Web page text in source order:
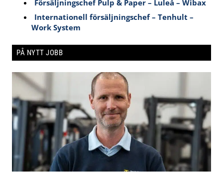
Försäljningschef Pulp & Paper – Luleå – Wibax
Internationell försäljningschef – Tenhult –
Work System
PÅ NYTT JOBB